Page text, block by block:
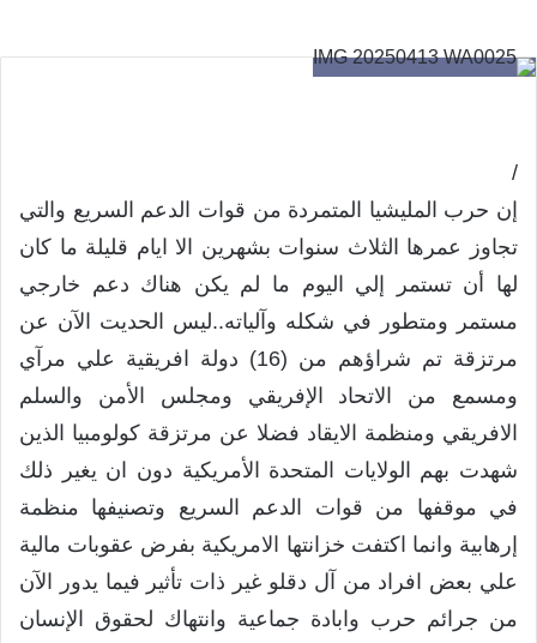
/
إن حرب المليشيا المتمردة من قوات الدعم السريع والتي
تجاوز عمرها الثلاث سنوات بشهرين الا ايام قليلة ما كان
لها أن تستمر إلي اليوم ما لم يكن هناك دعم خارجي
مستمر ومتطور في شكله وآلياته..ليس الحديت الآن عن
مرتزقة تم شراؤهم من (16) دولة افريقية علي مرآي
ومسمع من الاتحاد الإفريقي ومجلس الأمن والسلم
الافريقي ومنظمة الايقاد فضلا عن مرتزقة كولومبيا الذين
شهدت بهم الولايات المتحدة الأمريكية دون ان يغير ذلك
في موقفها من قوات الدعم السريع وتصنيفها منظمة
إرهابية وانما اكتفت خزانتها الامريكية بفرض عقوبات مالية
علي بعض افراد من آل دقلو غير ذات تأثير فيما يدور الآن
من جرائم حرب وابادة جماعية وانتهاك لحقوق الإنسان